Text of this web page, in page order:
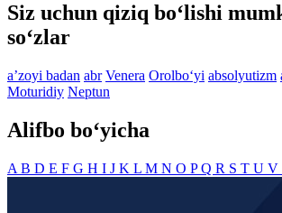
Siz uchun qiziq bo‘lishi
so‘zlar
aʼzoyi badan abr Venera Orolbo‘yi absolyutizm
Moturidiy Neptun
Alifbo bo‘yicha
A B D E F G H I J K L M N O PQ R S T U V